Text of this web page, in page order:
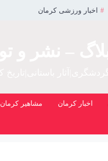
اخبار ورزشی کرمان
اخبار کرمان مشاهیر کرمان